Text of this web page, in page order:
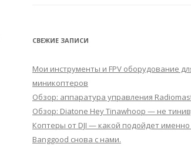
СВЕЖИЕ ЗАПИСИ
Мои инструменты и FPV оборудование
миникоптеров
Обзор: аппаратура управления
Обзор: Diatone Hey Tinawhoop — не
Коптеры от DJI — какой подойдет
Banggood снова с нами.